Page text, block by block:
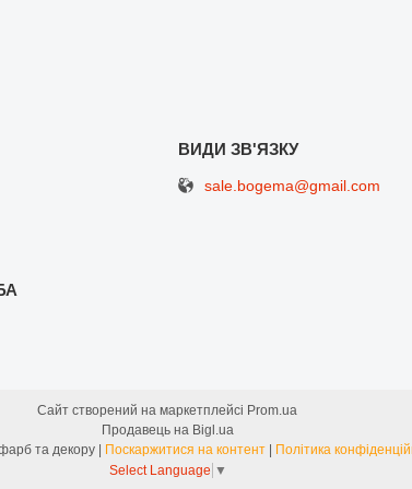
sale.bogema@gmail.com
Сайт створений на маркетплейсі Prom.ua
Продавець на Bigl.ua
Поскаржитися на контент
Політика
Select Language ▼